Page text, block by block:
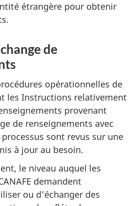
étrangère pour obtenir
de
opérationnelles de
les Instructions relativement
provenant
de renseignements avec
processus sont revus sur une
à jour au besoin.
le niveau auquel les
demandent
ou d'échanger des